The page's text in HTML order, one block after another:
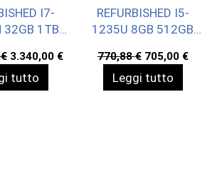
I7-
32GB 1TB
€ Il
prezzo
originale
era:
3.340,00 €Il
prezzo
tutto
REFURBISHED I5-
1235U 8GB 512GB
770,88€ Il
prezzo
originale
era:
705,00 €Il
Leggi tutto